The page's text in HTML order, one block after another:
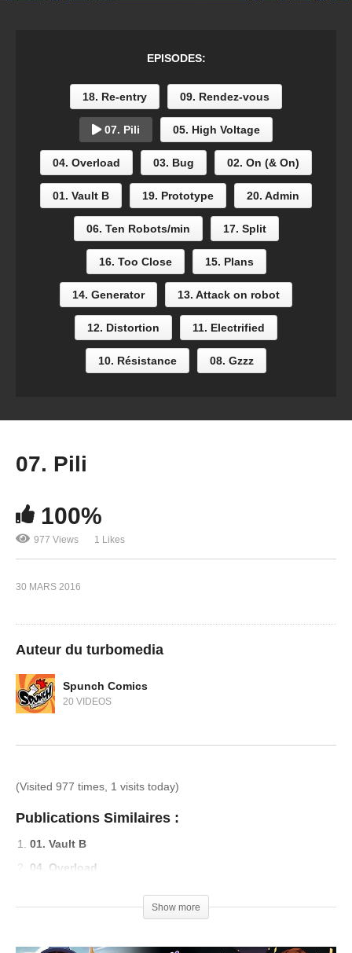
05. High Voltage
EPISODES:
18. Re-entry 09. Rendez-vous
07. Pili 05. High Voltage
04. Overload 03. Bug 02. On (& On)
01. Vault B 19. Prototype 20. Admin
06. Ten Robots/min 17. Split
16. Too Close 15. Plans
14. Generator 13. Attack on robot
12. Distortion 11. Electrified
10. Résistance 08. Gzzz
07. Pili
100%
977 Views 1 Likes
30 MARS 2016
Auteur du turbomedia
Spunch Comics
20 VIDEOS
(Visited 977 times, 1 visits today)
Publications Similaires :
01. Vault B
04. Overload
Show more